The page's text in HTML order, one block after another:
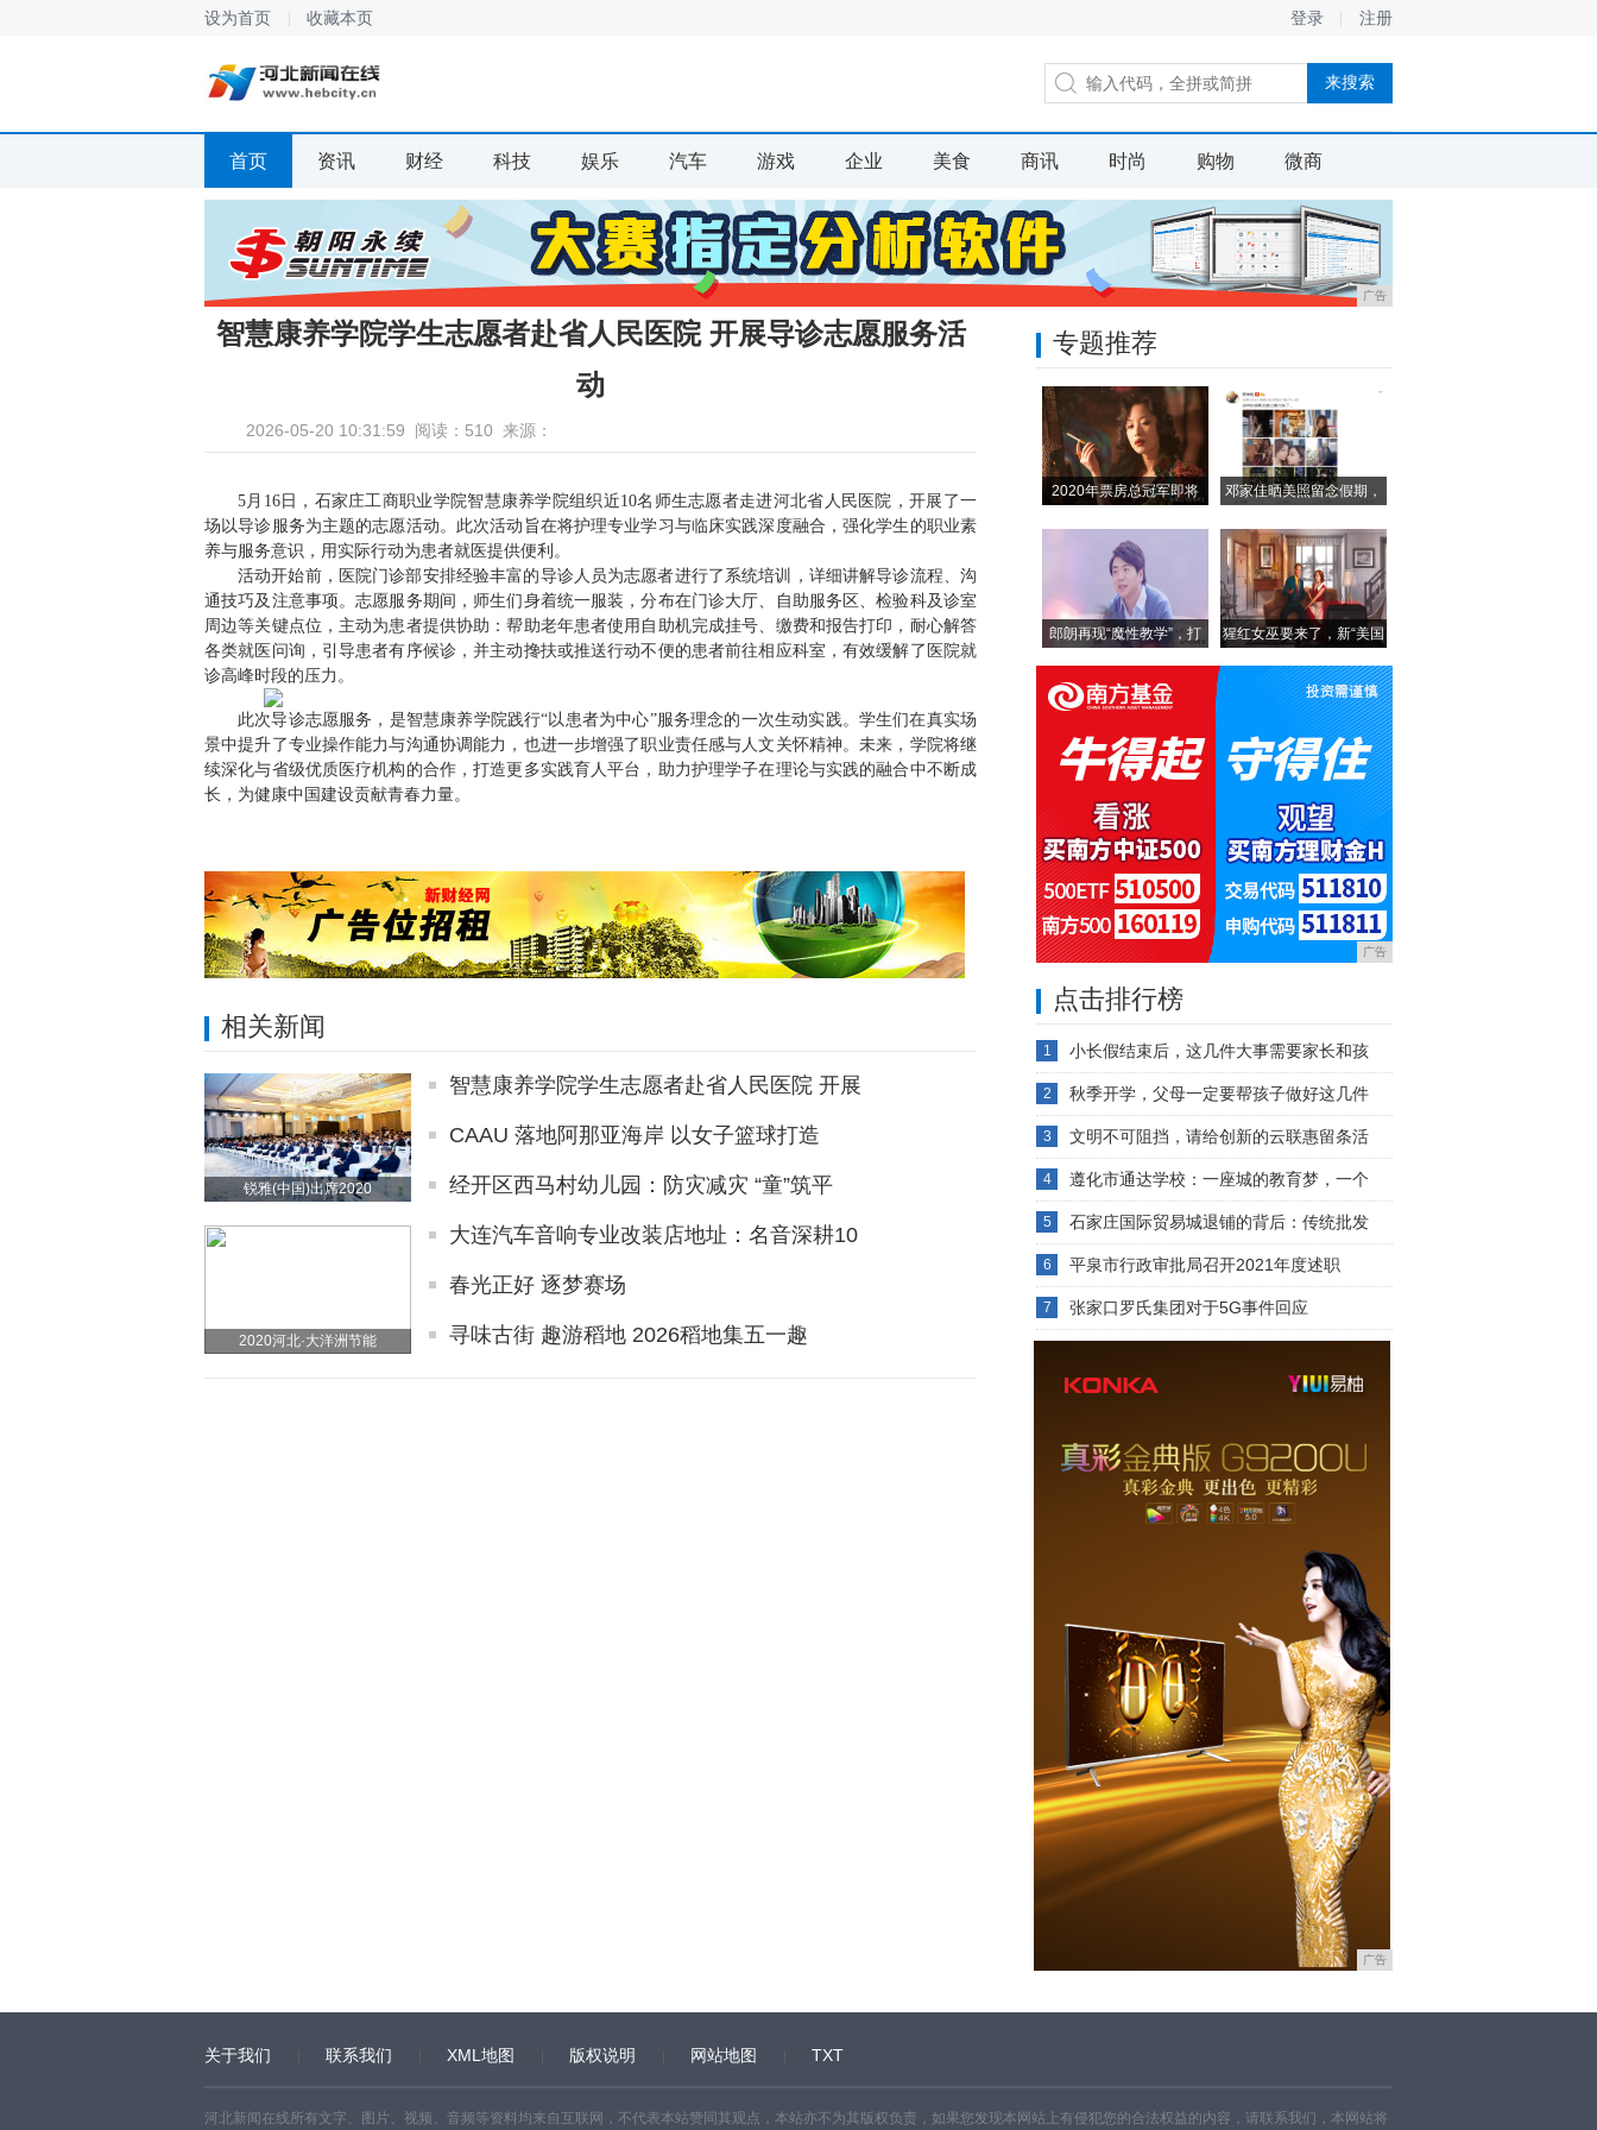
设为首页 收藏本页 登录 注册
首页 资讯 财经 科技 娱乐 汽车 游戏 企业 美食 商讯 时尚 购物 微商
广告
智慧康养学院学生志愿者赴省人民医院 开展导诊志愿服务活
动
2026-05-20 10:31:59 阅读：510 来源：
5月16日，石家庄工商职业学院智慧康养学院组织近10名师生志愿者走进河北省人民医院，开展了一
场以导诊服务为主题的志愿活动。此次活动旨在将护理专业学习与临床实践深度融合，强化学生的职业素
养与服务意识，用实际行动为患者就医提供便利。
活动开始前，医院门诊部安排经验丰富的导诊人员为志愿者进行了系统培训，详细讲解导诊流程、沟
通技巧及注意事项。志愿服务期间，师生们身着统一服装，分布在门诊大厅、自助服务区、检验科及诊室
周边等关键点位，主动为患者提供协助：帮助老年患者使用自助机完成挂号、缴费和报告打印，耐心解答
各类就医问询，引导患者有序候诊，并主动搀扶或推送行动不便的患者前往相应科室，有效缓解了医院就
诊高峰时段的压力。
此次导诊志愿服务，是智慧康养学院践行“以患者为中心”服务理念的一次生动实践。学生们在真实场
景中提升了专业操作能力与沟通协调能力，也进一步增强了职业责任感与人文关怀精神。未来，学院将继
续深化与省级优质医疗机构的合作，打造更多实践育人平台，助力护理学子在理论与实践的融合中不断成
长，为健康中国建设贡献青春力量。
相关新闻
锐雅(中国)出席2020
2020河北·大洋洲节能
智慧康养学院学生志愿者赴省人民医院 开展
CAAU 落地阿那亚海岸 以女子篮球打造
经开区西马村幼儿园：防灾减灾 “童”筑平
大连汽车音响专业改装店地址：名音深耕10
春光正好 逐梦赛场
寻味古街 趣游稻地 2026稻地集五一趣
专题推荐
2020年票房总冠军即将
邓家佳晒美照留念假期，
郎朗再现“魔性教学”，打 猩红女巫要来了，新“美国
广告
点击排行榜
1 小长假结束后，这几件大事需要家长和孩
2 秋季开学，父母一定要帮孩子做好这几件
3 文明不可阻挡，请给创新的云联惠留条活
4 遵化市通达学校：一座城的教育梦，一个
5 石家庄国际贸易城退铺的背后：传统批发
6 平泉市行政审批局召开2021年度述职
7 张家口罗氏集团对于5G事件回应
广告
关于我们 联系我们 XML地图 版权说明 网站地图 TXT
河北新闻在线所有文字、图片、视频、音频等资料均来自互联网，不代表本站赞同其观点，本站亦不为其版权负责，如果您发现本网站上有侵犯您的合法权益的内容，请联系我们，本网站将